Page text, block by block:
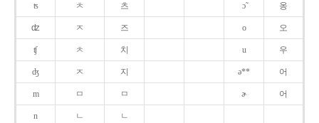
ʦ ㅊ 츠 ɔ̃ 옹
ʣ ㅈ 즈 o 오
ʧ ㅊ 치 u 우
ʤ ㅈ 지 ə** 어
m ㅁ ㅁ ɚ 어
n ㄴ ㄴ